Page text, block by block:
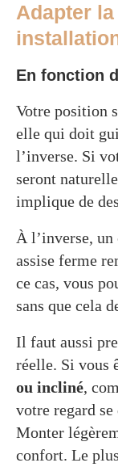
Adapter
En fonction
Votre position
elle qui doit
l’inverse. Si
seront
implique de
À l’inverse, un
assise ferme
ce cas, vous
sans que cela
Il faut aussi
réelle. Si vous
ou incliné,
votre regard
Monter
confort. Le